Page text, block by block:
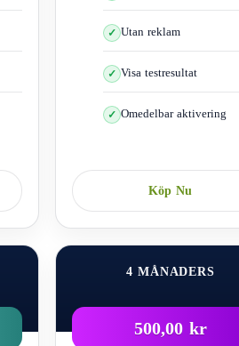
risker som kan uppstå.
inte.”
sekund
Utan reklam
Visa testresultat
Omedelbar aktivering
Köp Nu
4 MÅNADERS
500,00 kr